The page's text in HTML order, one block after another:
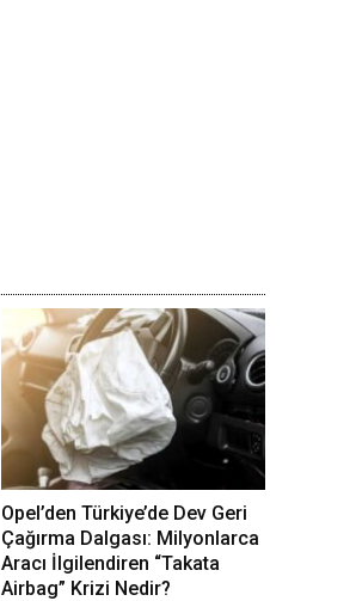
Opel’den Türkiye’de Dev Geri
Çağırma Dalgası: Milyonlarca
Aracı İlgilendiren “Takata
Airbag” Krizi Nedir?